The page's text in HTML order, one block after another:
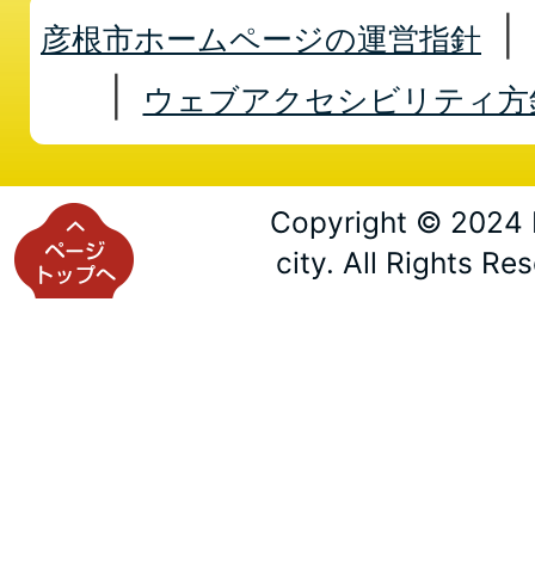
彦根市ホームページの運営指針
ウェブアクセシビリティ方
Copyright © 2024
city. All Rights